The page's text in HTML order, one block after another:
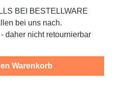
BEI BESTELLWARE
bei uns nach.
daher nicht retournierbar
Wert ein
Warenkorb